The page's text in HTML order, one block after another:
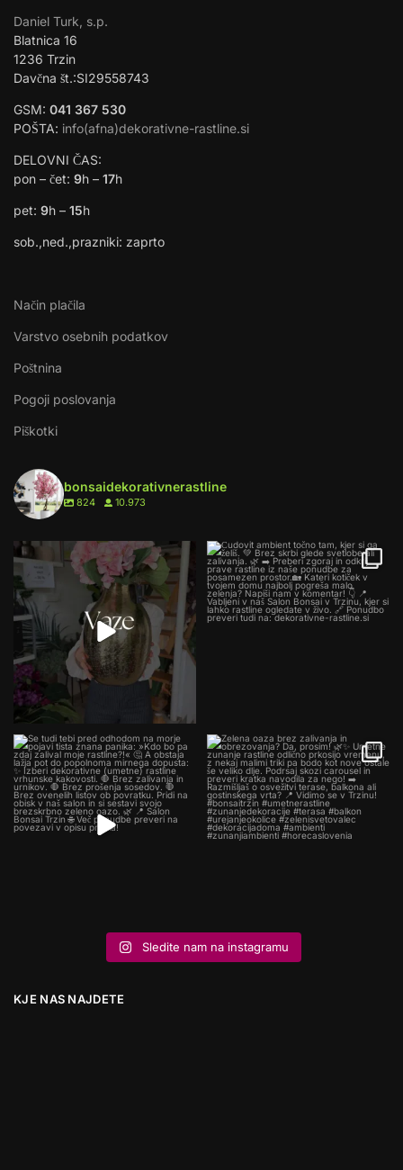
Daniel Turk, s.p.
Blatnica 16
1236 Trzin
Davčna št.:SI29558743
GSM: 041 367 530
POŠTA: info(afna)dekorativne-rastline.si
DELOVNI ČAS:
pon – čet: 9h – 17h
pet: 9h – 15h
sob.,ned.,prazniki: zaprto
Način plačila
Varstvo osebnih podatkov
Poštnina
Pogoji poslovanja
Piškotki
bonsaidekorativnerastline
824 10.973
Sledite nam na instagramu
KJE NAS NAJDETE